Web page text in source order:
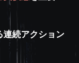
連続アクション